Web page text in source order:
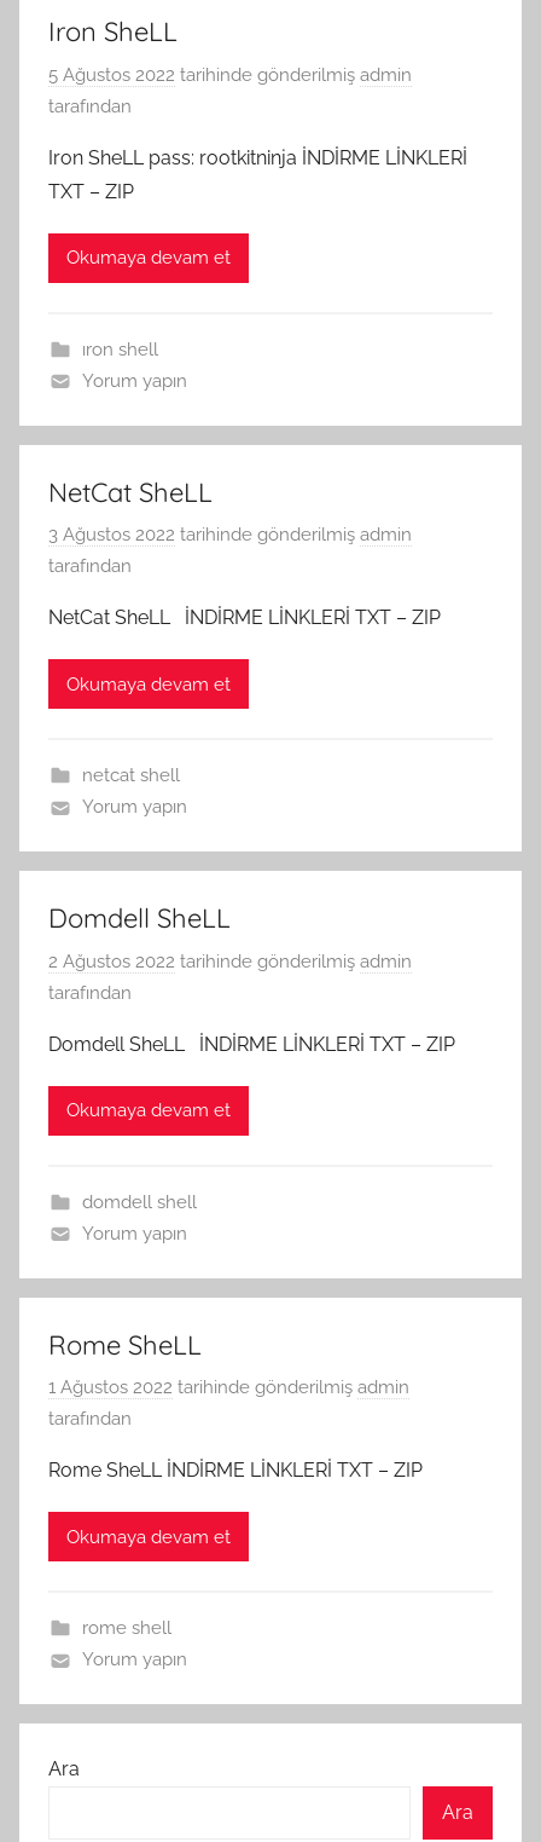
Iron SheLL
5 Ağustos 2022 tarihinde gönderilmiş admin
tarafından
Iron SheLL pass: rootkitninja İNDİRME LİNKLERİ
TXT – ZIP
Okumaya devam et
ıron shell
Yorum yapın
NetCat SheLL
3 Ağustos 2022 tarihinde gönderilmiş admin
tarafından
NetCat SheLL İNDİRME LİNKLERİ TXT – ZIP
Okumaya devam et
netcat shell
Yorum yapın
Domdell SheLL
2 Ağustos 2022 tarihinde gönderilmiş admin
tarafından
Domdell SheLL İNDİRME LİNKLERİ TXT – ZIP
Okumaya devam et
domdell shell
Yorum yapın
Rome SheLL
1 Ağustos 2022 tarihinde gönderilmiş admin
tarafından
Rome SheLL İNDİRME LİNKLERİ TXT – ZIP
Okumaya devam et
rome shell
Yorum yapın
Ara
Ara